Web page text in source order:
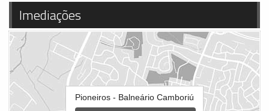
Imediações
Pioneiros - Balneário Camboriú